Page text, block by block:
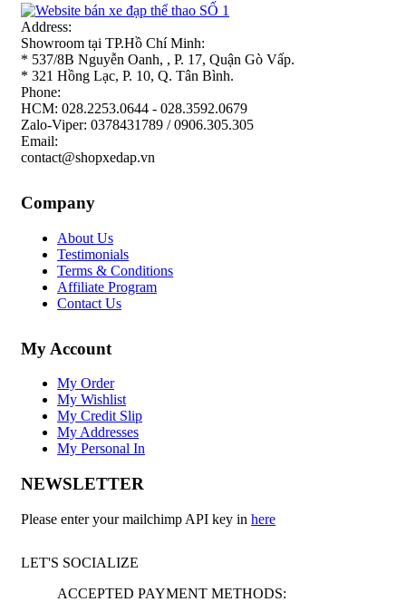
Address:
Showroom tại TP.Hồ Chí Minh:
* 537/8B Nguyễn Oanh, , P. 17, Quận Gò Vấp.
* 321 Hồng Lạc, P. 10, Q. Tân Bình.
Phone:
HCM: 028.2253.0644 - 028.3592.0679
Zalo-Viper: 0378431789 / 0906.305.305
Email:
contact@shopxedap.vn
Company
About Us
Testimonials
Terms & Conditions
Affiliate Program
Contact Us
My Account
My Order
My Wishlist
My Credit Slip
My Addresses
My Personal In
NEWSLETTER
Please enter your mailchimp API key in here
LET'S SOCIALIZE
ACCEPTED PAYMENT METHODS: